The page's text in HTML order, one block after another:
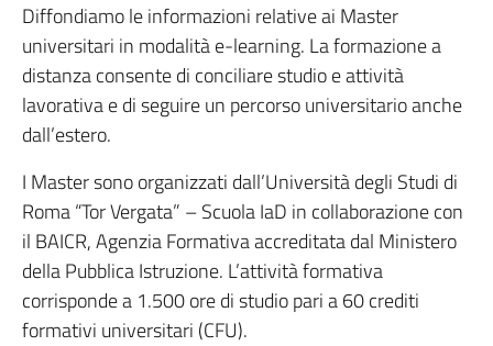
Diffondiamo le informazioni relative ai Master
universitari in modalità e-learning. La formazione a
distanza consente di conciliare studio e attività
lavorativa e di seguire un percorso universitario anche
dall’estero.
I Master sono organizzati dall’Università degli Studi di
Roma “Tor Vergata” – Scuola IaD in collaborazione con
il BAICR, Agenzia Formativa accreditata dal Ministero
della Pubblica Istruzione. L’attività formativa
corrisponde a 1.500 ore di studio pari a 60 crediti
formativi universitari (CFU).